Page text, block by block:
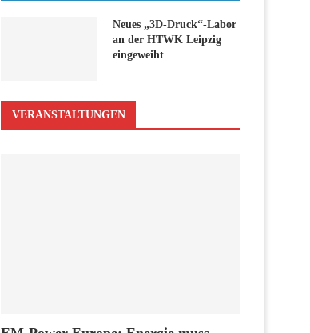
Neues „3D-Druck“-Labor
an der HTWK Leipzig
eingeweiht
VERANSTALTUNGEN